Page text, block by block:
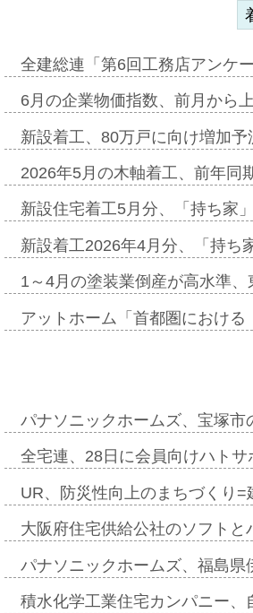
全建総連「第6回工務店アンケ
6月の企業物価指数、前月から
新設着工、80万戸に向け増加
2026年5月の木軸着工、前年同
新設住宅着工5月分、「持ち家
新設着工2026年4月分、「持
1～4月の塗装業倒産が高水準
アットホーム「首都圏におけ
パナソニックホームズ、宝塚
全宅連、28日に会員向けハト
UR、防災性向上のまちづくり
大阪府住宅供給公社のソフト
パナソニックホームズ、福島
積水化学工業住宅カンパニー